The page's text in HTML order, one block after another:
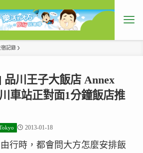
宿記錄
品川王子大飯店 Annex
車站正對面1分鐘飯店推
2013-01-18
行時，都會問大方怎麼安排飯